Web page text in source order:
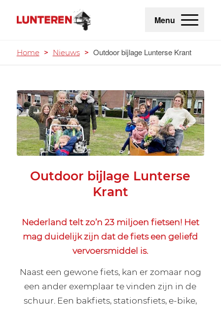
Menu
Home > Nieuws > Outdoor bijlage Lunterse Krant
Outdoor bijlage Lunterse
Krant
Nederland telt zo’n 23 miljoen fietsen! Het
mag duidelijk zijn dat de fiets een geliefd
vervoersmiddel is.
Naast een gewone fiets, kan er zomaar nog
een ander exemplaar te vinden zijn in de
schuur. Een bakfiets, stationsfiets, e-bike,